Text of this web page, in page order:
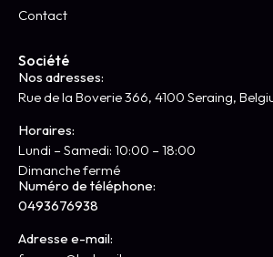
Contact
Société
Nos adresses:
Rue de la Boverie 366, 4100 Seraing,
Horaires:
Lundi – Samedi: 10:00 – 18:00
Dimanche fermé
Numéro de téléphone:
0493676938
Adresse e-mail: